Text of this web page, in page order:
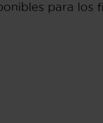
para los